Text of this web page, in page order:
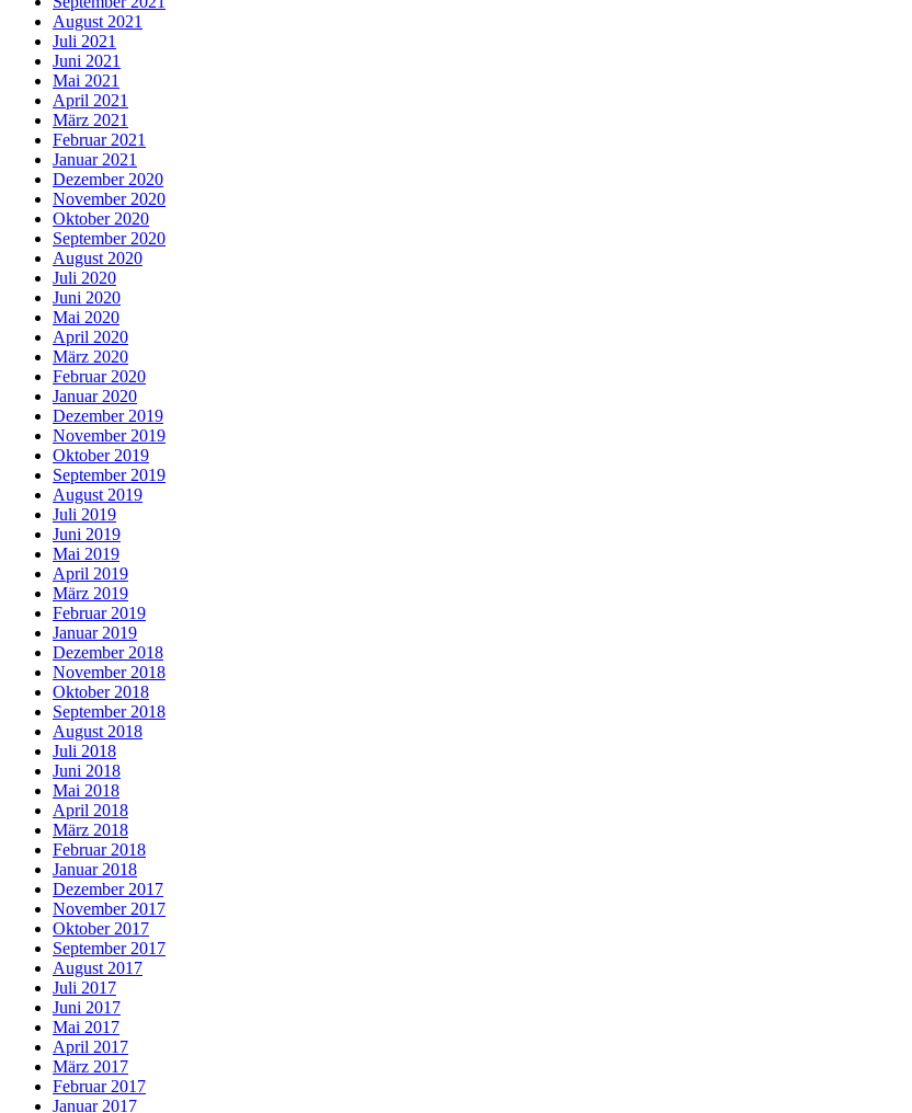
August 2021
Juli 2021
Juni 2021
Mai 2021
April 2021
März 2021
Februar 2021
Januar 2021
Dezember 2020
November 2020
Oktober 2020
September 2020
August 2020
Juli 2020
Juni 2020
Mai 2020
April 2020
März 2020
Februar 2020
Januar 2020
Dezember 2019
November 2019
Oktober 2019
September 2019
August 2019
Juli 2019
Juni 2019
Mai 2019
April 2019
März 2019
Februar 2019
Januar 2019
Dezember 2018
November 2018
Oktober 2018
September 2018
August 2018
Juli 2018
Juni 2018
Mai 2018
April 2018
März 2018
Februar 2018
Januar 2018
Dezember 2017
November 2017
Oktober 2017
September 2017
August 2017
Juli 2017
Juni 2017
Mai 2017
April 2017
März 2017
Februar 2017
Januar 2017